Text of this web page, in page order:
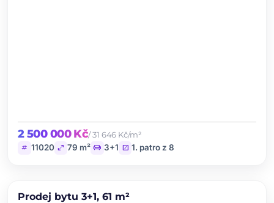
2 500 000 Kč/ 31 646 Kč/m²
tag 11020 open_in_full 79 m² chair 3+1 stairs 1. patro z 8
PRODEJ NOVINKA
Prodej bytu 3+1, 61 m²